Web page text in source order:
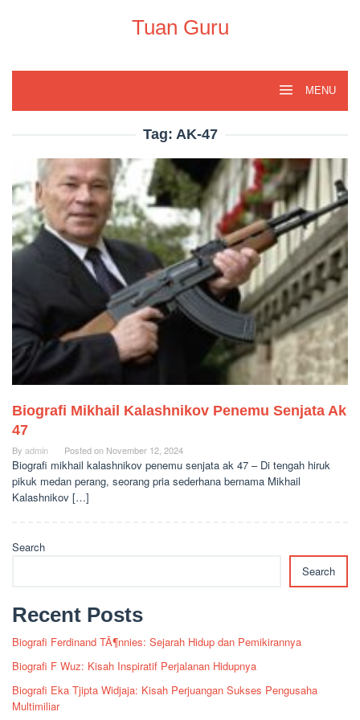
Tuan Guru
MENU
Tag: AK-47
Biografi Mikhail Kalashnikov Penemu Senjata Ak
47
By admin Posted on November 12, 2024
Biografi mikhail kalashnikov penemu senjata ak 47 – Di tengah hiruk
pikuk medan perang, seorang pria sederhana bernama Mikhail
Kalashnikov […]
Search
Search
Recent Posts
Biografi Ferdinand TÃ¶nnies: Sejarah Hidup dan Pemikirannya
Biografi F Wuz: Kisah Inspiratif Perjalanan Hidupnya
Biografi Eka Tjipta Widjaja: Kisah Perjuangan Sukses Pengusaha
Multimiliar